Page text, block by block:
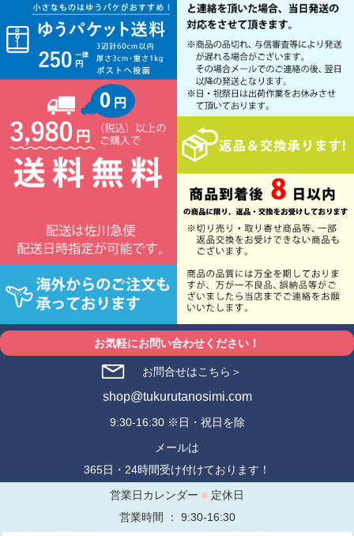
お気軽にお問い合わせください！
お問合せはこちら＞
shop@tukurutanosimi.com
9:30-16:30 ※日・祝日を除
メールは
365日・24時間受け付けております！
営業日カレンダー ■ 定休日
営業時間 ： 9:30-16:30